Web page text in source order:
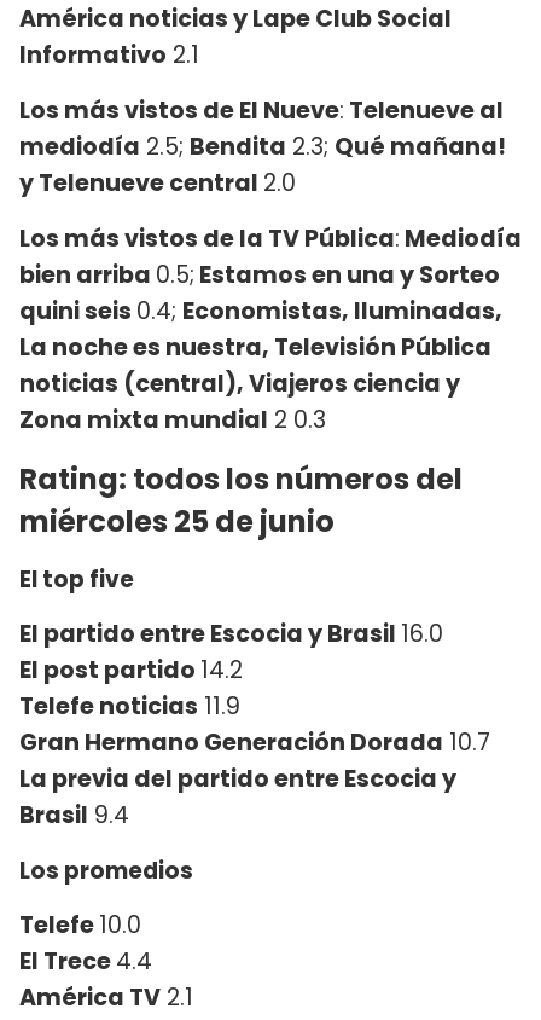
América noticias y Lape Club Social
Informativo 2.1
Los más vistos de El Nueve: Telenueve al
mediodía 2.5; Bendita 2.3; Qué mañana!
y Telenueve central 2.0
Los más vistos de la TV Pública: Mediodía
bien arriba 0.5; Estamos en una y Sorteo
quini seis 0.4; Economistas, Iluminadas,
La noche es nuestra, Televisión Pública
noticias (central), Viajeros ciencia y
Zona mixta mundial 2 0.3
Rating: todos los números del
miércoles 25 de junio
El top five
El partido entre Escocia y Brasil 16.0
El post partido 14.2
Telefe noticias 11.9
Gran Hermano Generación Dorada 10.7
La previa del partido entre Escocia y
Brasil 9.4
Los promedios
Telefe10.0
El Trece4.4
América TV 2.1